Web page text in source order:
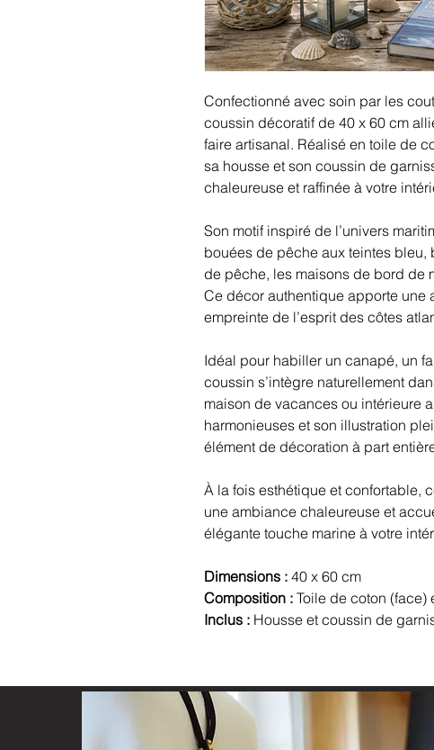
Confectionné avec soin par les
coussin décoratif de 40 x 60 cm
faire artisanal. Réalisé en toile de
sa housse et son coussin de
chaleureuse et raffinée à votre
Son motif inspiré de l’univers
bouées de pêche aux teintes
de pêche, les maisons de bord de
Ce décor authentique apporte une
empreinte de l’esprit des côtes
Idéal pour habiller un canapé, un
coussin s’intègre naturellement
maison de vacances ou intérieure
harmonieuses et son illustration
élément de décoration à part
À la fois esthétique et confortable,
une ambiance chaleureuse et
élégante touche marine à votre
Dimensions : 40 x 60 cm
Composition : Toile de coton (face)
Inclus : Housse et coussin de